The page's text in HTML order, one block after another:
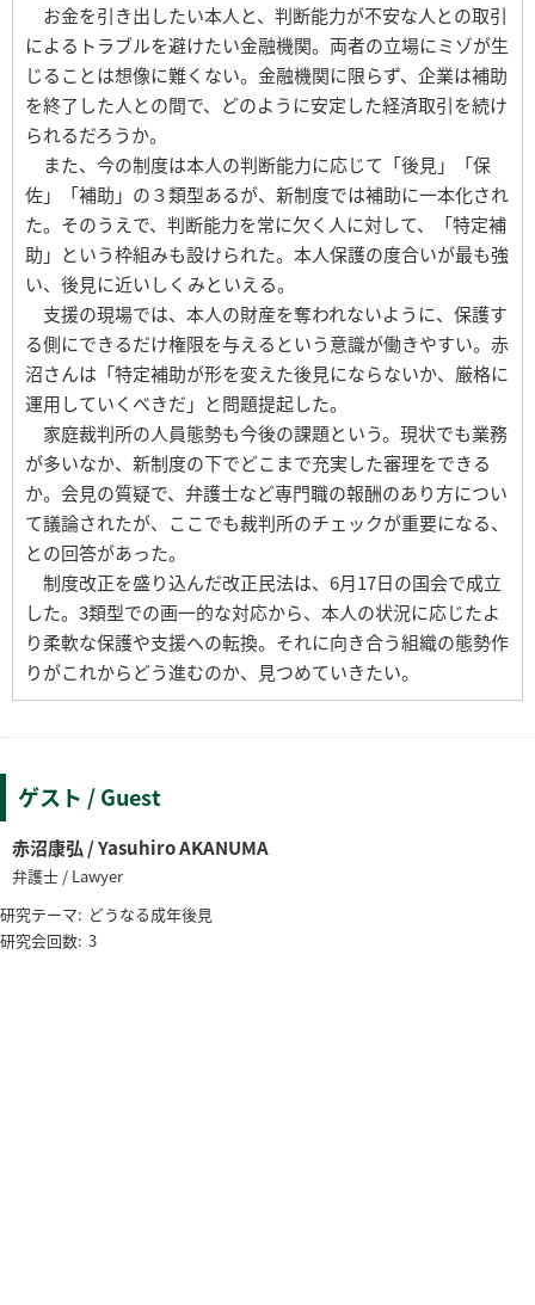
お金を引き出したい本人と、判断能力が不安な人との取引
によるトラブルを避けたい金融機関。両者の立場にミゾが生
じることは想像に難くない。金融機関に限らず、企業は補助
を終了した人との間で、どのように安定した経済取引を続け
られるだろうか。
また、今の制度は本人の判断能力に応じて「後見」「保
佐」「補助」の３類型あるが、新制度では補助に一本化され
た。そのうえで、判断能力を常に欠く人に対して、「特定補
助」という枠組みも設けられた。本人保護の度合いが最も強
い、後見に近いしくみといえる。
支援の現場では、本人の財産を奪われないように、保護す
る側にできるだけ権限を与えるという意識が働きやすい。赤
沼さんは「特定補助が形を変えた後見にならないか、厳格に
運用していくべきだ」と問題提起した。
家庭裁判所の人員態勢も今後の課題という。現状でも業務
が多いなか、新制度の下でどこまで充実した審理をできる
か。会見の質疑で、弁護士など専門職の報酬のあり方につい
て議論されたが、ここでも裁判所のチェックが重要になる、
との回答があった。
制度改正を盛り込んだ改正民法は、6月17日の国会で成立
した。3類型での画一的な対応から、本人の状況に応じたよ
り柔軟な保護や支援への転換。それに向き合う組織の態勢作
りがこれからどう進むのか、見つめていきたい。
ゲスト / Guest
赤沼康弘 / Yasuhiro AKANUMA
弁護士 / Lawyer
研究テーマ: どうなる成年後見
研究会回数: 3